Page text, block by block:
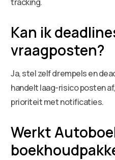
Kan ik
vraagposten?
Ja, stel zelf drempels en
handelt laag-risico posten
prioriteit met notificaties.
Werkt